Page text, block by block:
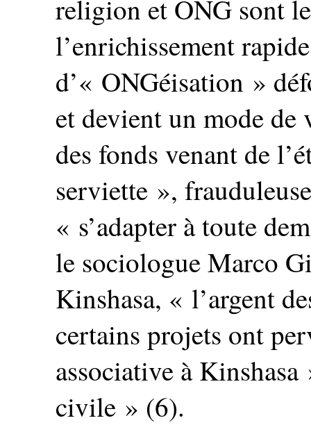
religion et ONG sont
l’enrichissement
d’« ONGéisation »
et devient un mode
des fonds venant de
serviette »,
« s’adapter à toute
le sociologue Marco
Kinshasa, « l’argent
certains projets ont
associative à
civile » (6).